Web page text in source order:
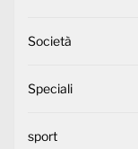
Società
Speciali
sport